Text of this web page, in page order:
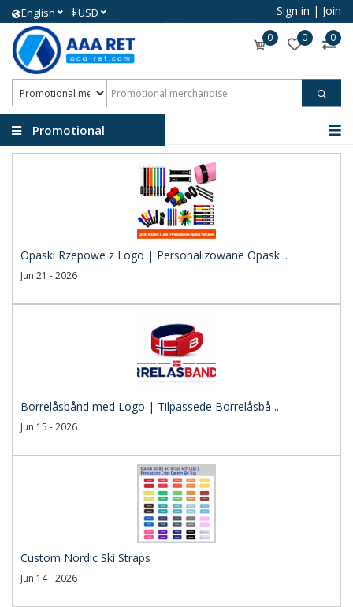
English $USD Sign in | Join
0 0 0
Promotional
Opaski Rzepowe z Logo | Personalizowane Opask ..
Jun 21 - 2026
Borrelåsbånd med Logo | Tilpassede Borrelåsbå ..
Jun 15 - 2026
Custom Nordic Ski Straps
Jun 14 - 2026